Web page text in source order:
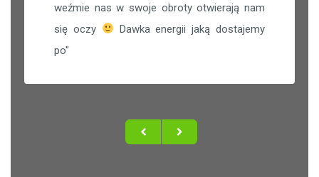
weźmie nas w swoje obroty otwierają nam
się oczy
Dawka energii jaką dostajemy
po"